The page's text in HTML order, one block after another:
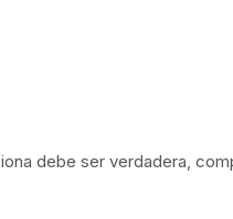
debe ser verdadera,